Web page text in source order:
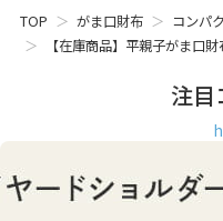
COLOR
展開。いつもの
に。乙女が引き
いさがマッチし
TOP がま口財布
コンパ
【在庫商品】平親子がま口
注目